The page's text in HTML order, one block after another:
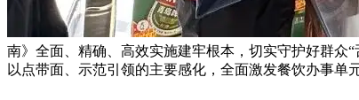
南》全面、精确、高效实施建牢根本，切实守护好群众
以点带面、示范引领的主要感化，全面激发餐饮办事单